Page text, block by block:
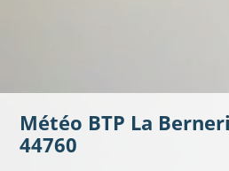
Météo BTP La
44760